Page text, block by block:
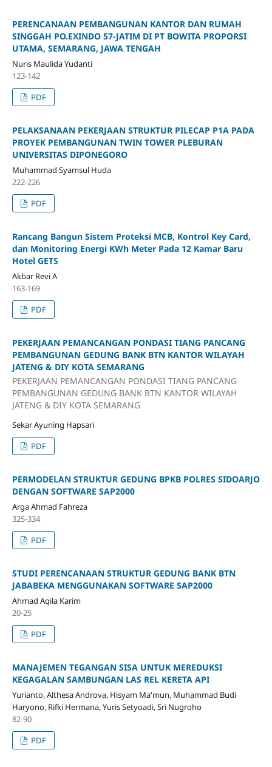
PERENCANAAN PEMBANGUNAN KANTOR DAN RUMAH
SINGGAH PO.EXINDO 57-JATIM DI PT BOWITA PROPORSI
UTAMA, SEMARANG, JAWA TENGAH
Nuris Maulida Yudanti
123-142
PDF
PELAKSANAAN PEKERJAAN STRUKTUR PILECAP P1A PADA
PROYEK PEMBANGUNAN TWIN TOWER PLEBURAN
UNIVERSITAS DIPONEGORO
Muhammad Syamsul Huda
222-226
PDF
Rancang Bangun Sistem Proteksi MCB, Kontrol Key Card,
dan Monitoring Energi KWh Meter Pada 12 Kamar Baru
Hotel GETS
Akbar Revi A
163-169
PDF
PEKERJAAN PEMANCANGAN PONDASI TIANG PANCANG
PEMBANGUNAN GEDUNG BANK BTN KANTOR WILAYAH
JATENG & DIY KOTA SEMARANG
PEKERJAAN PEMANCANGAN PONDASI TIANG PANCANG
PEMBANGUNAN GEDUNG BANK BTN KANTOR WILAYAH
JATENG & DIY KOTA SEMARANG
Sekar Ayuning Hapsari
PDF
PERMODELAN STRUKTUR GEDUNG BPKB POLRES SIDOARJO
DENGAN SOFTWARE SAP2000
Arga Ahmad Fahreza
325-334
PDF
STUDI PERENCANAAN STRUKTUR GEDUNG BANK BTN
JABABEKA MENGGUNAKAN SOFTWARE SAP2000
Ahmad Aqila Karim
20-25
PDF
MANAJEMEN TEGANGAN SISA UNTUK MEREDUKSI
KEGAGALAN SAMBUNGAN LAS REL KERETA API
Yurianto, Althesa Androva, Hisyam Ma'mun, Muhammad Budi
Haryono, Rifki Hermana, Yuris Setyoadi, Sri Nugroho
82-90
PDF